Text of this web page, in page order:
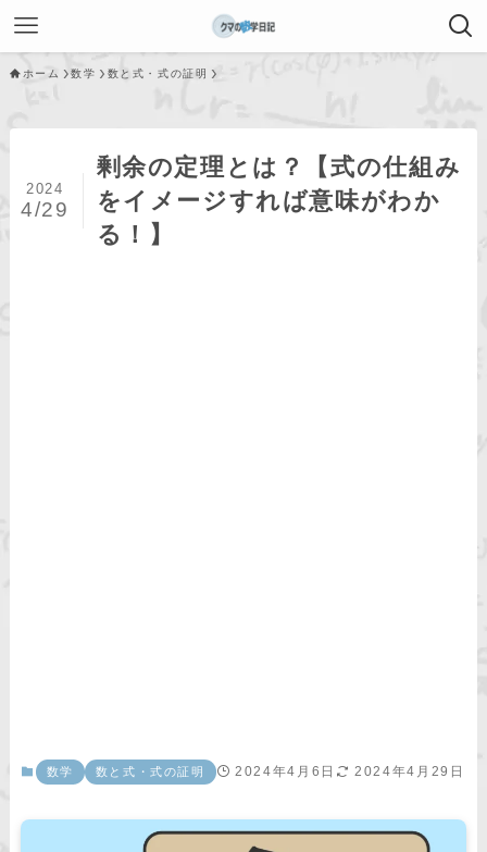
ホーム 数学 数と式・式の証明
剰余の定理とは？【式の仕組み
をイメージすれば意味がわか
る！】
2024
4/29
数学 数と式・式の証明 2024年4月6日 2024年4月29日